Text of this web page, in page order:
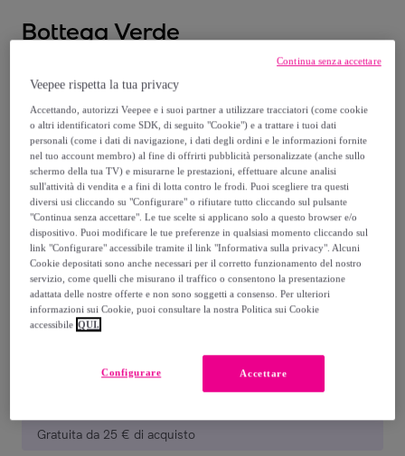
Bottega Verde
Ialuron Plus - Crema contorno occhi
Modello: Ialuron Plus - Crema contorno
occhi
8,99 €
30,00 €
-70%
Venduto daBottega Verde S.R.L.
Consegna
Gratuita da 25 € di acquisto
Veepee rispetta la tua privacy
Accettando, autorizzi Veepee e i suoi partner a utilizzare tracciatori (come cookie
o altri identificatori come SDK, di seguito "Cookie") e a trattare i tuoi dati
personali (come i dati di navigazione, i dati degli ordini e le informazioni fornite
nel tuo account membro) al fine di offrirti pubblicità personalizzate (anche sullo
schermo della tua TV) e misurarne le prestazioni, effettuare alcune analisi
sull'attività di vendita e a fini di lotta contro le frodi. Puoi scegliere tra questi
diversi usi cliccando su "Configurare" o rifiutare tutto cliccando sul pulsante
"Continua senza accettare". Le tue scelte si applicano solo a questo browser e/o
dispositivo. Puoi modificare le tue preferenze in qualsiasi momento cliccando sul
link "Configurare" accessibile tramite il link "Informativa sulla privacy". Alcuni
Cookie depositati sono anche necessari per il corretto funzionamento del nostro
servizio, come quelli che misurano il traffico o consentono la presentazione
adattata delle nostre offerte e non sono soggetti a consenso. Per ulteriori
informazioni sui Cookie, puoi consultare la nostra Politica sui Cookie
accessibile QUI.
Accettare
Configurare
Continua senza accettare